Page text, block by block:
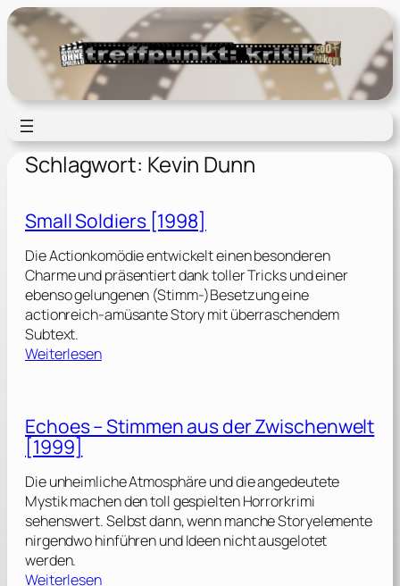
Zum
Inhalt
springen
Schlagwort: Kevin Dunn
Small Soldiers [1998]
Die Actionkomödie entwickelt einen besonderen
Charme und präsentiert dank toller Tricks und einer
ebenso gelungenen (Stimm-)Besetzung eine
actionreich-amüsante Story mit überraschendem
Subtext.
Weiterlesen:
l
o
l
d
i
Echoes – Stimmen aus der Zwischenwelt
[1999]
Die unheimliche Atmosphäre und die angedeutete
Mystik machen den toll gespielten Horrorkrimi
sehenswert. Selbst dann, wenn manche Storyelemente
nirgendwo hinführen und Ideen nicht ausgelotet
werden.
Weiterlesen: